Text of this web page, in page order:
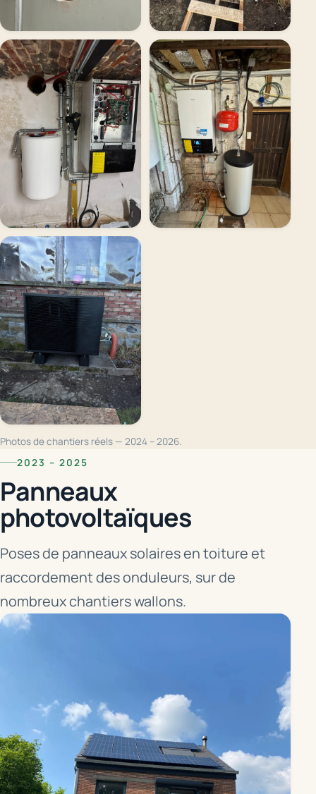
Photos de chantiers réels — 2024 – 2026.
2023 – 2025
Panneaux
photovoltaïques
Poses de panneaux solaires en toiture et
raccordement des onduleurs, sur de
nombreux chantiers wallons.